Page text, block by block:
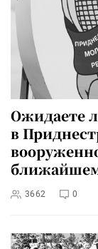
Ожидаете
в
3662 0